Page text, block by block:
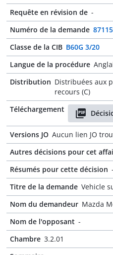
Requête en révision de -
Numéro de la demande
Classe de la CIB B60G 3/20
Langue de la procédure
Distribution Distribuées aux
recours (C)
Téléchargement
Versions JO Aucun lien JO
Autres décisions pour cet
Résumés pour cette décision -
Titre de la demande Vehicle
Nom du demandeur Mazda
Nom de l'opposant -
Chambre 3.2.01